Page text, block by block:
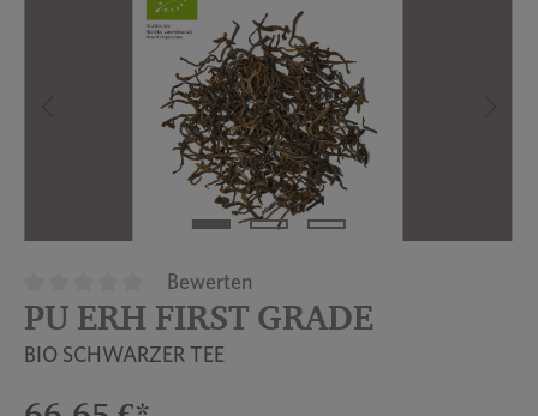
Durchschnittliche Bewertung von 0 von 5 Sternen
Bewerten
PU ERH FIRST GRADE
BIO SCHWARZER TEE